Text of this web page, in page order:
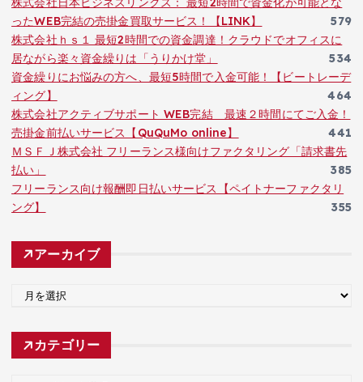
ったWEB完結の売掛金買取サービス！【LINK】
579
株式会社ｈｓ１ 最短2時間での資金調達！クラウドでオフィスに
居ながら楽々資金繰りは「うりかけ堂」
534
資金繰りにお悩みの方へ、最短5時間で入金可能！【ビートレーデ
ィング】
464
株式会社アクティブサポート WEB完結 最速２時間にてご入金！
売掛金前払いサービス【QuQuMo online】
441
ＭＳＦＪ株式会社 フリーランス様向けファクタリング「請求書先
払い」
385
フリーランス向け報酬即日払いサービス【ペイトナーファクタリ
ング】
355
アーカイブ
カ
カテゴリー